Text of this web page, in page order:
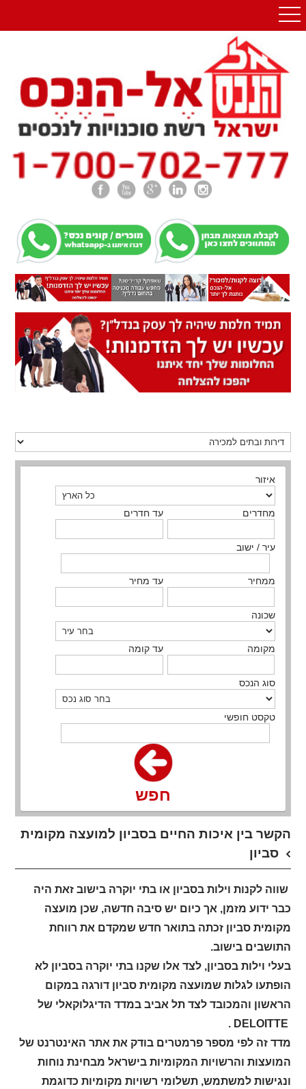
איזור
מחדרים עד חדרים
עיר / ישוב
ממחיר עד מחיר
שכונה
מקומה עד קומה
סוג הנכס
טקסט חופשי
חפש
הקשר בין איכות החיים בסביון למועצה מקומית
סביון
שווה לקנות וילות בסביון או בתי יוקרה בישוב זאת היה
כבר ידוע מזמן, אך כיום יש סיבה חדשה, שכן מועצה
מקומית סביון זכתה בתואר חדש שמקדם את רווחת
התושבים בישוב.
בעלי וילות בסביון, לצד אלו שקנו בתי יוקרה בסביון לא
הופתעו לגלות שמועצה מקומית סביון דורגה במקום
הראשון והמכובד לצד תל אביב במדד הדיגלוקאלי של
DELOITTE
.
מדד זה לפי מספר פרמטרים בודק את אתר האינטרנט של
המועצות והרשויות המקומיות בישראל מבחינת נוחות
ונגישות למשתמש, תשלומי רשויות מקומיות כדוגמת